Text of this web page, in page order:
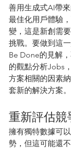
善用生成式AI帶
最佳化用戶體驗
變，這是新創需
挑戰。要做到這
Be Done的見解
的觀點分析Jobs
方案相關的因素
套新的解決方案。
重新評估競
擁有獨特數據可
勢，但這可能還